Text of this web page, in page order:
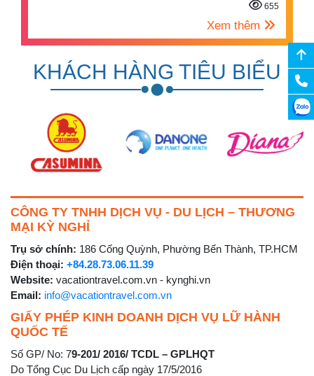
655
Xem thêm
KHÁCH HÀNG TIÊU BIỂU
CÔNG TY TNHH DỊCH VỤ - DU LỊCH – THƯƠNG
MẠI KỲ NGHỈ
Trụ sở chính: 186 Cống Quỳnh, Phường Bến Thành, TP.HCM
Điện thoại: +84.28.73.06.11.39
Website: vacationtravel.com.vn - kynghi.vn
Email: info@vacationtravel.com.vn
GIẤY PHÉP KINH DOANH DỊCH VỤ LỮ HÀNH
QUỐC TẾ
Số GP/ No: 79-201/ 2016/ TCDL – GPLHQT
Do Tổng Cục Du Lịch cấp ngày 17/5/2016